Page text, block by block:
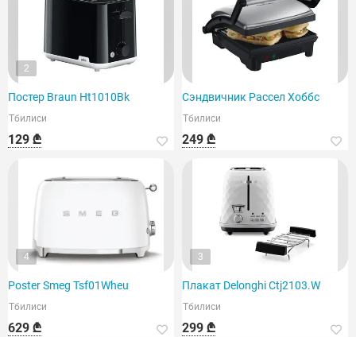
2
Постер Braun Ht1010Bk
Тбилиси
129 ₾
Сэндвичник Рассел Хоббс
Тбилиси
249 ₾
4
Poster Smeg Tsf01Wheu
Тбилиси
629 ₾
3
Плакат Delonghi Ctj2103.W
Тбилиси
299 ₾